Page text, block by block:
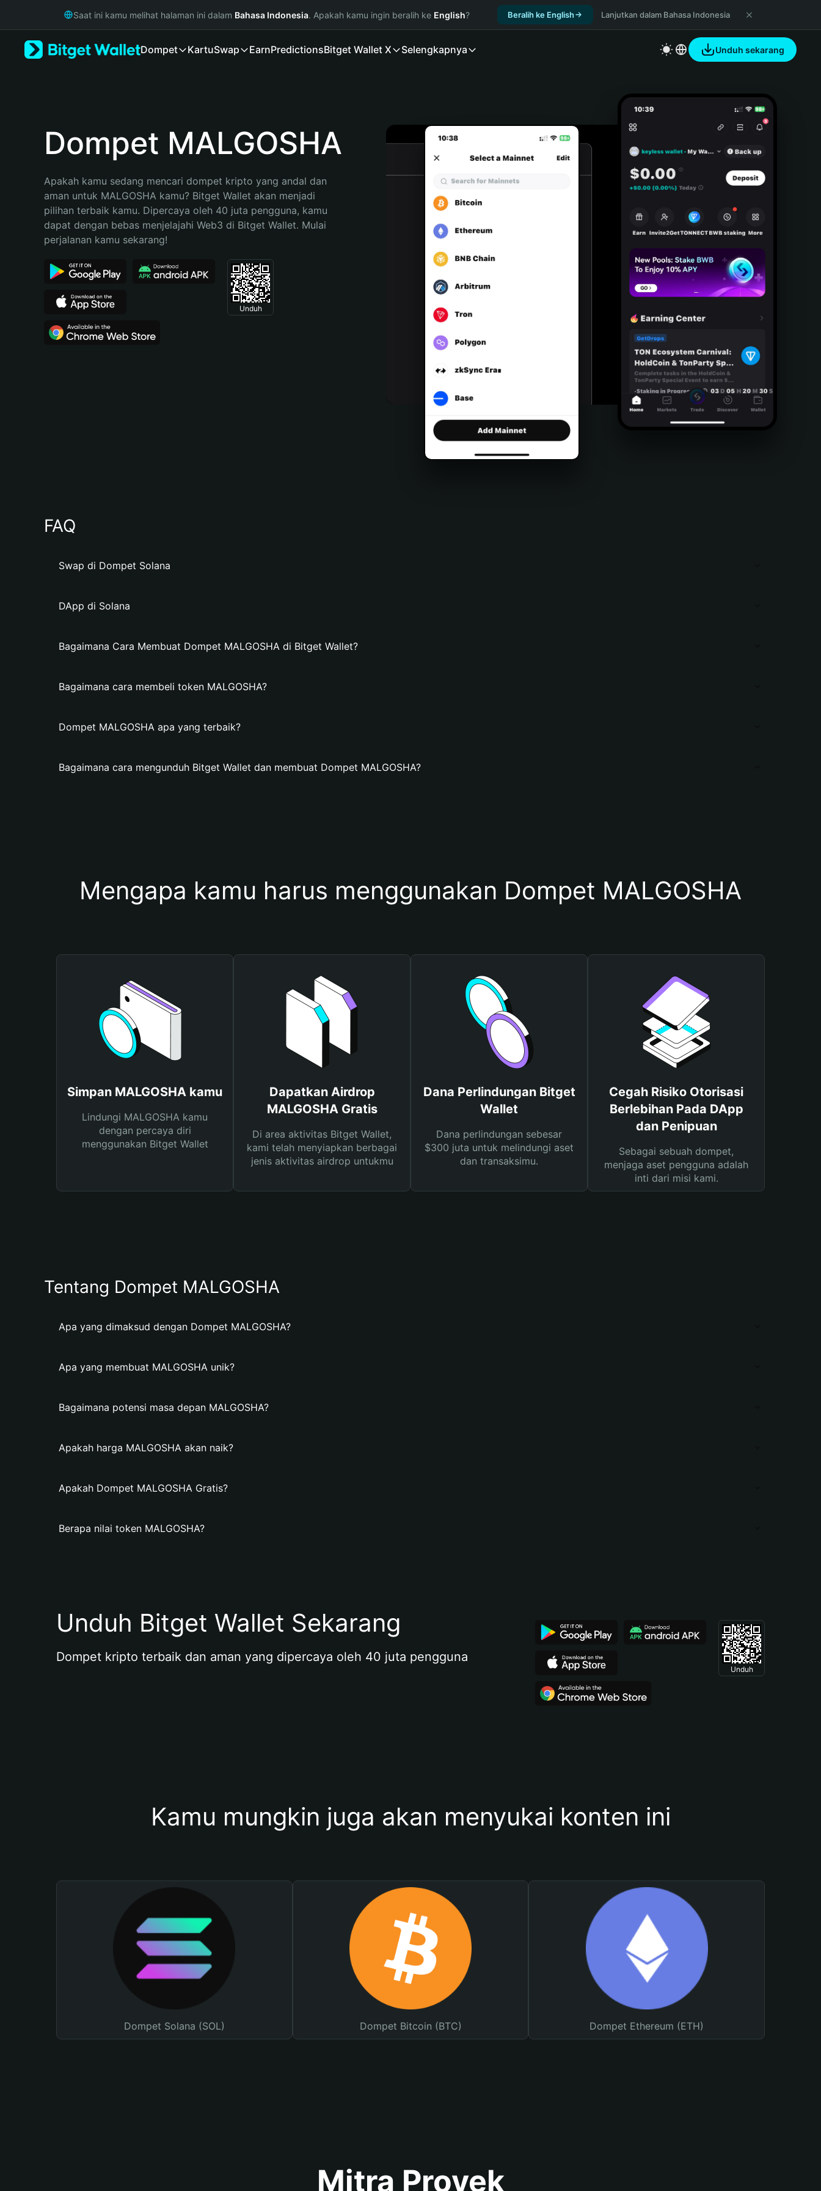
Русский
Bahasa Indonesia
Español (Argentina)
Saat ini kamu melihat halaman ini dalam Bahasa Indonesia. Apakah kamu ingin beralih ke English? Beralih ke English Lanjutkan dalam Bahasa Indonesia
Dompet KartuSwap EarnPredictionsBitget Wallet X Selengkapnya Unduh sekarang
Dompet MALGOSHA
Apakah kamu sedang mencari dompet kripto yang andal dan
aman untuk MALGOSHA kamu? Bitget Wallet akan menjadi
pilihan terbaik kamu. Dipercaya oleh 40 juta pengguna, kamu
dapat dengan bebas menjelajahi Web3 di Bitget Wallet. Mulai
perjalanan kamu sekarang!
Unduh
FAQ
Swap di Dompet Solana
DApp di Solana
Bagaimana Cara Membuat Dompet MALGOSHA di Bitget Wallet?
Bagaimana cara membeli token MALGOSHA?
Dompet MALGOSHA apa yang terbaik?
Bagaimana cara mengunduh Bitget Wallet dan membuat Dompet MALGOSHA?
Mengapa kamu harus menggunakan Dompet MALGOSHA
Simpan MALGOSHA kamu
Lindungi MALGOSHA kamu
dengan percaya diri
menggunakan Bitget Wallet
Dapatkan Airdrop
MALGOSHA Gratis
Di area aktivitas Bitget Wallet,
kami telah menyiapkan berbagai
jenis aktivitas airdrop untukmu
Dana Perlindungan Bitget
Wallet
Dana perlindungan sebesar
$300 juta untuk melindungi aset
dan transaksimu.
Cegah Risiko Otorisasi
Berlebihan Pada DApp
dan Penipuan
Sebagai sebuah dompet,
menjaga aset pengguna adalah
inti dari misi kami.
Tentang Dompet MALGOSHA
Apa yang dimaksud dengan Dompet MALGOSHA?
Apa yang membuat MALGOSHA unik?
Bagaimana potensi masa depan MALGOSHA?
Apakah harga MALGOSHA akan naik?
Apakah Dompet MALGOSHA Gratis?
Berapa nilai token MALGOSHA?
Unduh Bitget Wallet Sekarang
Dompet kripto terbaik dan aman yang dipercaya oleh 40 juta pengguna
Unduh
Kamu mungkin juga akan menyukai konten ini
Dompet Solana (SOL) Dompet Bitcoin (BTC) Dompet Ethereum (ETH)
Mitra Proyek